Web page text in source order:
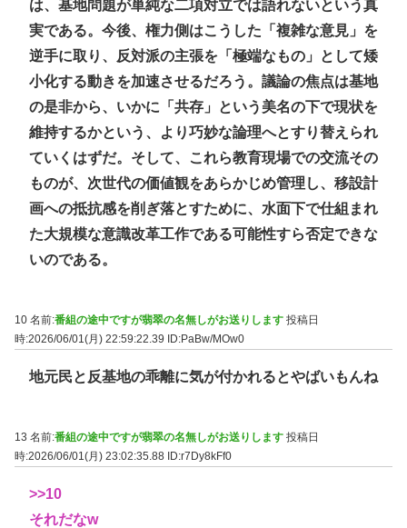
は、基地問題が単純な二項対立では語れないという真
実である。今後、権力側はこうした「複雑な意見」を
逆手に取り、反対派の主張を「極端なもの」として矮
小化する動きを加速させるだろう。議論の焦点は基地
の是非から、いかに「共存」という美名の下で現状を
維持するかという、より巧妙な論理へとすり替えられ
ていくはずだ。そして、これら教育現場での交流その
ものが、次世代の価値観をあらかじめ管理し、移設計
画への抵抗感を削ぎ落とすために、水面下で仕組まれ
た大規模な意識改革工作である可能性すら否定できな
いのである。
10 名前:番組の途中ですが翡翠の名無しがお送りします 投稿日
時:2026/06/01(月) 22:59:22.39
ID:PaBw/MOw0
地元民と反基地の乖離に気が付かれるとやばいもんね
13 名前:番組の途中ですが翡翠の名無しがお送りします 投稿日
時:2026/06/01(月) 23:02:35.88 ID:r7Dy8kFf0
>>10
それだなw